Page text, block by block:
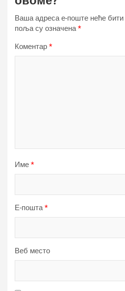
Ваша адреса е-поште неће
поља су означена*
Коментар *
Име *
Е-пошта*
Веб место